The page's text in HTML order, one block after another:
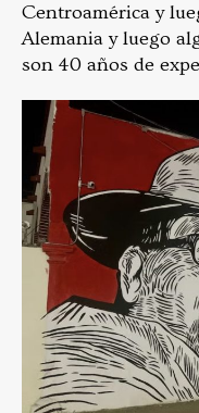
Centroamérica y
Alemania y luego
son 40 años de